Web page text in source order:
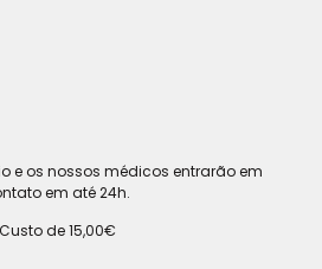
e os nossos médicos entrarão em
em até 24h.
Custo de 15,00€